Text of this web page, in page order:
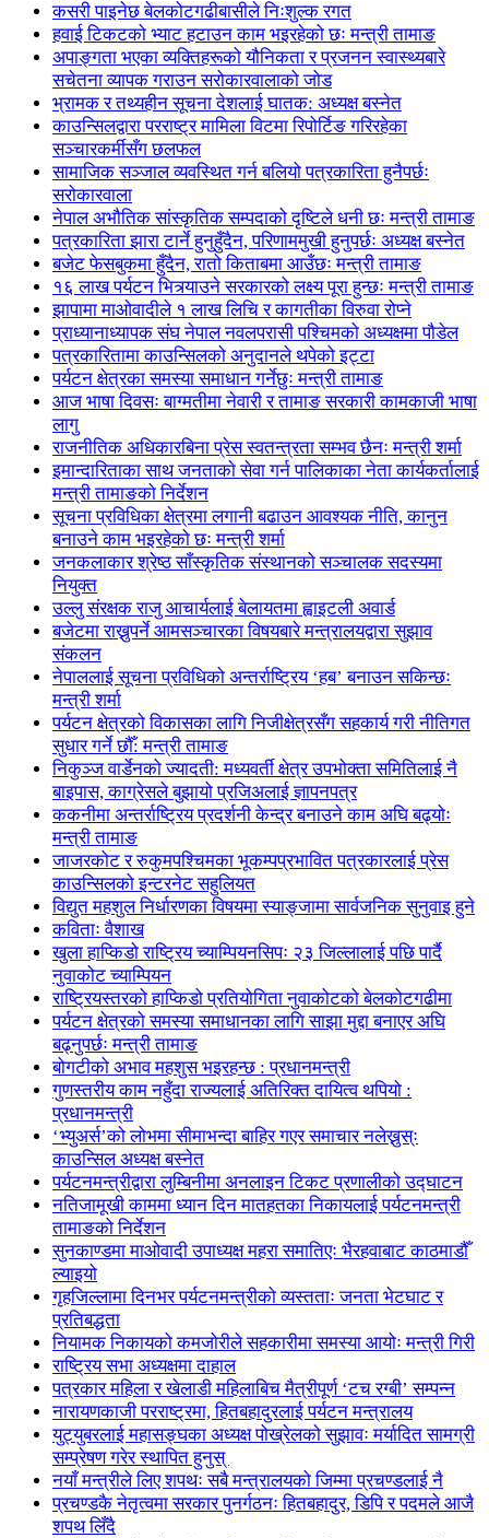
कसरी पाइनेछ बेलकोटगढीबासीले निःशुल्क रगत
हवाई टिकटको भ्याट हटाउन काम भइरहेको छः मन्त्री तामाङ
अपाङ्गता भएका व्यक्तिहरूको यौनिकता र प्रजनन स्वास्थ्यबारे
सचेतना व्यापक गराउन सरोकारवालाको जोड
भ्रामक र तथ्यहीन सूचना देशलाई घातक: अध्यक्ष बस्नेत
काउन्सिलद्वारा परराष्ट्र मामिला विटमा रिपोर्टिङ गरिरहेका
सञ्चारकर्मीसँग छलफल
सामाजिक सञ्जाल व्यवस्थित गर्न बलियो पत्रकारिता हुनैपर्छः
सरोकारवाला
नेपाल अभौतिक सांस्कृतिक सम्पदाको दृष्टिले धनी छः मन्त्री तामाङ
पत्रकारिता झारा टार्ने हुनुहुँदैन, परिणाममुखी हुनुपर्छः अध्यक्ष बस्नेत
बजेट फेसबुकमा हुँदैन, रातो किताबमा आउँछः मन्त्री तामाङ
१६ लाख पर्यटन भित्र्याउने सरकारको लक्ष्य पूरा हुन्छः मन्त्री तामाङ
झापामा माओवादीले १ लाख लिचि र कागतीका विरुवा रोप्ने
प्राध्यानाध्यापक संघ नेपाल नवलपरासी पश्चिमको अध्यक्षमा पौडेल
पत्रकारितामा काउन्सिलको अनुदानले थपेको इट्टा
पर्यटन क्षेत्रका समस्या समाधान गर्नेछुः मन्त्री तामाङ
आज भाषा दिवसः बाग्मतीमा नेवारी र तामाङ सरकारी कामकाजी भाषा
लागु
राजनीतिक अधिकारबिना प्रेस स्वतन्त्रता सम्भव छैनः मन्त्री शर्मा
इमान्दारिताका साथ जनताकाे सेवा गर्न पालिकाका नेता कार्यकर्तालाई
मन्त्री तामाङको निर्देशन
सूचना प्रविधिका क्षेत्रमा लगानी बढाउन आवश्यक नीति, कानुन
बनाउने काम भइरहेको छः मन्त्री शर्मा
जनकलाकार श्रेष्ठ साँस्कृतिक संस्थानको सञ्चालक सदस्यमा
नियुक्त
उल्लु संरक्षक राजु आचार्यलाई बेलायतमा ह्वाइटली अवार्ड
बजेटमा राख्नुपर्ने आमसञ्चारका विषयबारे मन्त्रालयद्वारा सुझाव
संकलन
नेपाललाई सूचना प्रविधिको अन्तर्राष्ट्रिय ‘हब’ बनाउन सकिन्छः
मन्त्री शर्मा
पर्यटन क्षेत्रको विकासका लागि निजीक्षेत्रसँग सहकार्य गरी नीतिगत
सुधार गर्ने छौँ: मन्त्री तामाङ
निकुञ्ज वार्डेनको ज्यादती: मध्यवर्ती क्षेत्र उपभोक्ता समितिलाई नै
बाइपास, काग्रेसले बुझायो प्रजिअलाई ज्ञापनपत्र
ककनीमा अन्तर्राष्ट्रिय प्रदर्शनी केन्द्र बनाउने काम अघि बढ्योः
मन्त्री तामाङ
जाजरकोट र रुकुमपश्चिमका भूकम्पप्रभावित पत्रकारलाई प्रेस
काउन्सिलको इन्टरनेट सहुलियत
विद्युत महशुल निर्धारणका विषयमा स्याङ्जामा सार्वजनिक सुनुवाइ हुने
कविताः वैशाख
खुला हाप्किडो राष्ट्रिय च्याम्पियनसिपः २३ जिल्लालाई पछि पार्दै
नुवाकोट च्याम्पियन
राष्ट्रियस्तरको हाप्किडो प्रतियोगिता नुवाकोटको बेलकोटगढीमा
पर्यटन क्षेत्रको समस्या समाधानका लागि साझा मुद्दा बनाएर अघि
बढ्नुपर्छः मन्त्री तामाङ
बोगटीको अभाव महशुस भइरहन्छ : प्रधानमन्त्री
गुणस्तरीय काम नहुँदा राज्यलाई अतिरिक्त दायित्व थपियो :
प्रधानमन्त्री
‘भ्युअर्स’को लोभमा सीमाभन्दा बाहिर गएर समाचार नलेख्नुस्ः
काउन्सिल अध्यक्ष बस्नेत
पर्यटनमन्त्रीद्वारा लुम्बिनीमा अनलाइन टिकट प्रणालीको उद्घाटन
नतिजामूखी काममा ध्यान दिन मातहतका निकायलाई पर्यटनमन्त्री
तामाङको निर्देशन
सुनकाण्डमा मा‌ओवादी उपाध्यक्ष महरा समातिएः भैरहवाबाट काठमाडौँ
ल्याइयो
गृहजिल्लामा दिनभर पर्यटनमन्त्रीको व्यस्तताः जनता भेटघाट र
प्रतिबद्धता
नियामक निकायको कमजोरीले सहकारीमा समस्या आयोः मन्त्री गिरी
राष्ट्रिय सभा अध्यक्षमा दाहाल
पत्रकार महिला र खेलाडी महिलाबिच मैत्रीपूर्ण ‘टच रग्बी’ सम्पन्न
नारायणकाजी परराष्ट्रमा, हितबहादुरलाई पर्यटन मन्त्रालय
युट्युबरलाई महासङ्घका अध्यक्ष पोख्रेलको सुझावः मर्यादित सामग्री
सम्प्रेषण गरेर स्थापित हुनुस्
नयाँ मन्त्रीले लिए शपथः सबै मन्त्रालयको जिम्मा प्रचण्डलाई नै
प्रचण्डकै नेतृत्वमा सरकार पुनर्गठनः हितबहादुर, डिपि र पदमले आजै
शपथ लिँदै